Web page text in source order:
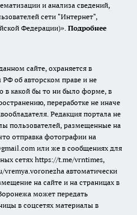
и анализа сведений,
сети "Интернет",
Федерации)». Подробнее
сайте, охраняется в
РФ об авторском праве и не
в какой бы то ни было форме, в
переработке не иначе
Редакция портала не
пользователей, размещенные на
отправка фотографии на
или же в сообщениях для
сетях https://t.me/vrntimes,
vremya.voronezha автоматически
на сайте и на страницах в
может передать
в соцсетях материалы в